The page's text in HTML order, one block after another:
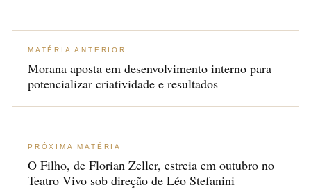
MATÉRIA ANTERIOR
Morana aposta em desenvolvimento interno para
potencializar criatividade e resultados
PRÓXIMA MATÉRIA
O Filho, de Florian Zeller, estreia em outubro no
Teatro Vivo sob direção de Léo Stefanini